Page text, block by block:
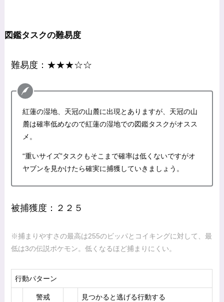
図鑑タスクの難易度
難易度：★★★☆☆
紅蓮の湿地、天冠の山麓に出現とありますが、天冠の山
麓は確率低めなので紅蓮の湿地での図鑑タスクがオスス
メ。
“重いサイズ”タスクもそこまで確率は低くないですがオ
ヤブンを見かけたら確実に捕獲していきましょう。
被捕獲度：２２５
※捕まりやすさの最高は255のビッパとコイキングに対して、最
低は3の伝説ポケモン。低くなるほど捕まりにくい。
行動パターン
警戒
見つかると逃げる行動する